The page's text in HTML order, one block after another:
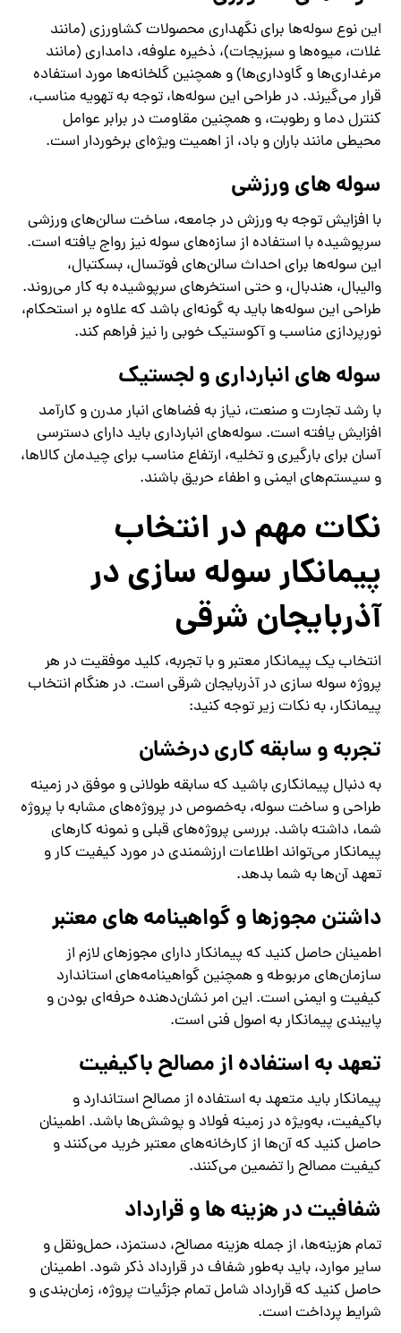
این نوع سوله‌ها برای نگهداری محصولات کشاورزی (مانند
غلات، میوه‌ها و سبزیجات)، ذخیره علوفه، دامداری (مانند
مرغداری‌ها و گاوداری‌ها) و همچنین گلخانه‌ها مورد استفاده
قرار می‌گیرند. در طراحی این سوله‌ها، توجه به تهویه مناسب،
کنترل دما و رطوبت، و همچنین مقاومت در برابر عوامل
محیطی مانند باران و باد، از اهمیت ویژه‌ای برخوردار است.
سوله‌ های ورزشی
با افزایش توجه به ورزش در جامعه، ساخت سالن‌های ورزشی
سرپوشیده با استفاده از سازه‌های سوله نیز رواج یافته است.
این سوله‌ها برای احداث سالن‌های فوتسال، بسکتبال،
والیبال، هندبال، و حتی استخرهای سرپوشیده به کار می‌روند.
طراحی این سوله‌ها باید به گونه‌ای باشد که علاوه بر استحکام،
نورپردازی مناسب و آکوستیک خوبی را نیز فراهم کند.
سوله ‌های انبارداری و لجستیک
با رشد تجارت و صنعت، نیاز به فضاهای انبار مدرن و کارآمد
افزایش یافته است. سوله‌های انبارداری باید دارای دسترسی
آسان برای بارگیری و تخلیه، ارتفاع مناسب برای چیدمان کالاها،
و سیستم‌های ایمنی و اطفاء حریق باشند.
نکات مهم در انتخاب
پیمانکار سوله‌ سازی در
آذربایجان شرقی
انتخاب یک پیمانکار معتبر و با تجربه، کلید موفقیت در هر
پروژه سوله‌ سازی در آذربایجان شرقی است. در هنگام انتخاب
پیمانکار، به نکات زیر توجه کنید:
تجربه و سابقه کاری درخشان
به دنبال پیمانکاری باشید که سابقه طولانی و موفق در زمینه
طراحی و ساخت سوله، به‌خصوص در پروژه‌های مشابه با پروژه
شما، داشته باشد. بررسی پروژه‌های قبلی و نمونه کارهای
پیمانکار می‌تواند اطلاعات ارزشمندی در مورد کیفیت کار و
تعهد آن‌ها به شما بدهد.
داشتن مجوزها و گواهینامه‌ های معتبر
اطمینان حاصل کنید که پیمانکار دارای مجوزهای لازم از
سازمان‌های مربوطه و همچنین گواهینامه‌های استاندارد
کیفیت و ایمنی است. این امر نشان‌دهنده حرفه‌ای بودن و
پایبندی پیمانکار به اصول فنی است.
تعهد به استفاده از مصالح باکیفیت
پیمانکار باید متعهد به استفاده از مصالح استاندارد و
باکیفیت، به‌ویژه در زمینه فولاد و پوشش‌ها باشد. اطمینان
حاصل کنید که آن‌ها از کارخانه‌های معتبر خرید می‌کنند و
کیفیت مصالح را تضمین می‌کنند.
شفافیت در هزینه ‌ها و قرارداد
تمام هزینه‌ها، از جمله هزینه مصالح، دستمزد، حمل‌ونقل و
سایر موارد، باید به‌طور شفاف در قرارداد ذکر شود. اطمینان
حاصل کنید که قرارداد شامل تمام جزئیات پروژه، زمان‌بندی و
شرایط پرداخت است.